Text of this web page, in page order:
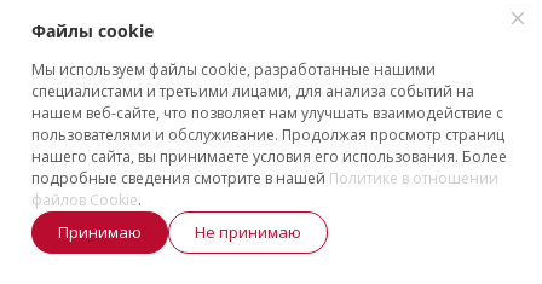
Заказать звонок
Подписаться на рассылку
Клиентское соглашение
Политика конфиденциальности
2026 © «Словодело». Все права защищены
Файлы cookie
Мы используем файлы cookie, разработанные нашими
специалистами и третьими лицами, для анализа событий на
нашем веб-сайте, что позволяет нам улучшать взаимодействие с
пользователями и обслуживание. Продолжая просмотр страниц
нашего сайта, вы принимаете условия его использования. Более
подробные сведения смотрите в нашей Политике в отношении
файлов Cookie.
Принимаю Не принимаю